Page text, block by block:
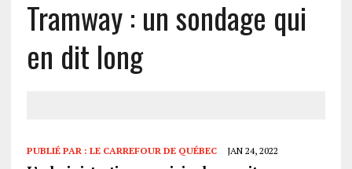
Tramway : un sondage qui
en dit long
PUBLIÉ PAR : LE CARREFOUR DE QUÉBEC JAN 24, 2022